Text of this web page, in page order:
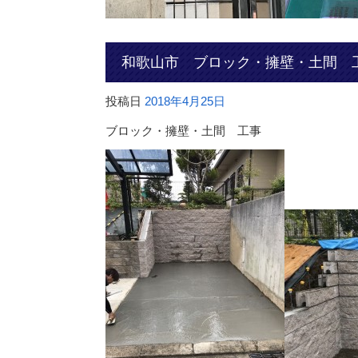
和歌山市 ブロック・擁壁・土間
投稿日 2018年4月25日
ブロック・擁壁・土間 工事